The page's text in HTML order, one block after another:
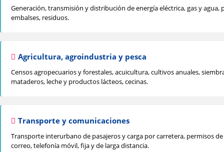
Generación, transmisión y distribución de energía eléctrica, gas y
embalses, residuos.
Agricultura, agroindustria y pesca
Censos agropecuarios y forestales, acuicultura, cultivos anuales,
mataderos, leche y productos lácteos, cecinas.
Transporte y comunicaciones
Transporte interurbano de pasajeros y carga por carretera, permisos
correo, telefonía móvil, fija y de larga distancia.